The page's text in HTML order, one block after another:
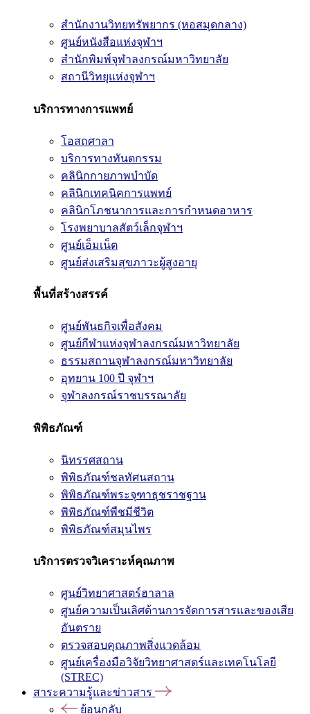
สำนักงานวิทยทรัพยากร (หอสมุดกลาง)
ศูนย์หนังสือแห่งจุฬาฯ
สำนักพิมพ์จุฬาลงกรณ์มหาวิทยาลัย
สถานีวิทยุแห่งจุฬาฯ
บริการทางการแพทย์
โอสถศาลา
บริการทางทันตกรรม
คลินิกกายภาพบำบัด
คลินิกเทคนิคการแพทย์
คลินิกโภชนาการและการกำหนดอาหาร
โรงพยาบาลสัตว์เล็กจุฬาฯ
ศูนย์เอ็มเน็ต
ศูนย์ส่งเสริมสุขภาวะผู้สูงอายุ
พื้นที่สร้างสรรค์
ศูนย์พันธกิจเพื่อสังคม
ศูนย์กีฬาแห่งจุฬาลงกรณ์มหาวิทยาลัย
ธรรมสถานจุฬาลงกรณ์มหาวิทยาลัย
อุทยาน 100 ปี จุฬาฯ
จุฬาลงกรณ์ราชบรรณาลัย
พิพิธภัณฑ์
นิทรรศสถาน
พิพิธภัณฑ์ชลทัศนสถาน
พิพิธภัณฑ์พระจุฑาธุชราชฐาน
พิพิธภัณฑ์พืชมีชีวิต
พิพิธภัณฑ์สมุนไพร
บริการตรวจวิเคราะห์คุณภาพ
ศูนย์วิทยาศาสตร์ฮาลาล
ศูนย์ความเป็นเลิศด้านการจัดการสารและของเสีย
อันตราย
ตรวจสอบคุณภาพสิ่งแวดล้อม
ศูนย์เครื่องมือวิจัยวิทยาศาสตร์และเทคโนโลยี
(STREC)
สาระความรู้และข่าวสาร
ย้อนกลับ